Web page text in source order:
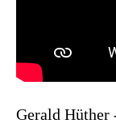
Gerald Hüther